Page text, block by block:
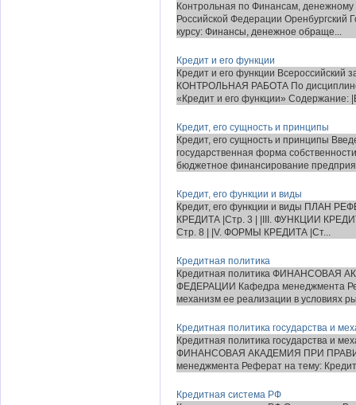
Контрольная по Финансам,
Российской Федерации Оренбургский
курсу: Финансы, денежное обраще...
Кредит и его функции
Кредит и его функции Всероссийский
КОНТРОЛЬНАЯ РАБОТА По
«Кредит и его функции» Содержание:
Кредит, его сущность и принципы
Кредит, его сущность и принципы
государственная форма
бюджетное финансирование
Кредит, его функции и виды
Кредит, его функции и виды ПЛАН
КРЕДИТА |Стр. 3 | |III. ФУНКЦИИ
Стр. 8 | |V. ФОРМЫ КРЕДИТА |Ст...
Кредитная политика
Кредитная политика
ФЕДЕРАЦИИ Кафедра менеджмента
механизм ее реализации в условиях
Кредитная политика государства и
Кредитная политика государства и
ФИНАНСОВАЯ АКАДЕМИЯ ПРИ
менеджмента Реферат на тему:
Кредитная система РФ